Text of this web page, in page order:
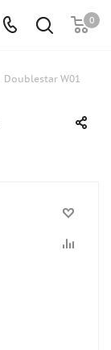
0
Doublestar W01